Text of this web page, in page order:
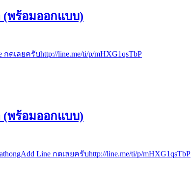
(พร้อมออกแบบ)
กดเลยครับhttp://line.me/ti/p/mHXG1qsTbP
(พร้อมออกแบบ)
Line กดเลยครับhttp://line.me/ti/p/mHXG1qsTbP